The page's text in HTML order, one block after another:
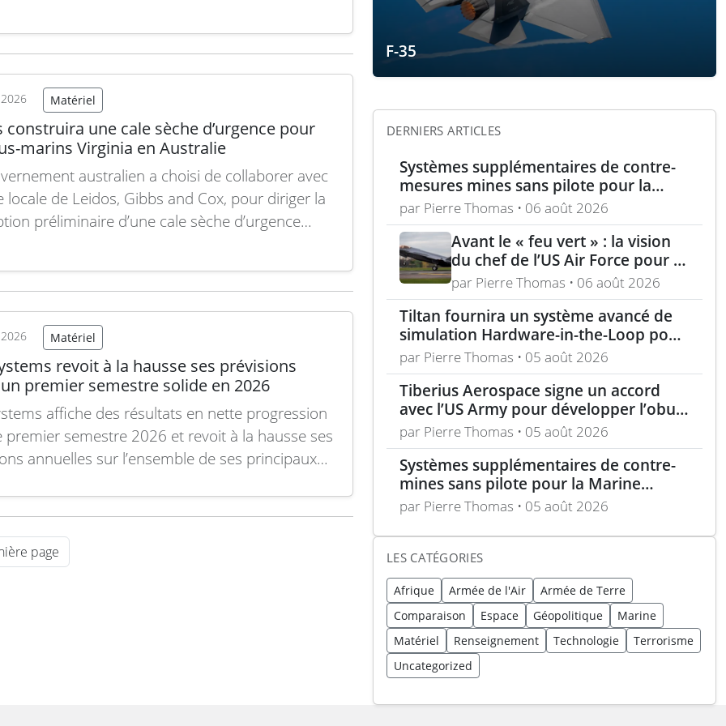
systèmes d’armement. Cette décision confirme
croissante entre l’industrie européenne
et l’armée britannique dans le domaine de
Lire la suite
Matériel
construira une cale sèche d’urgence pour
marins Virginia en Australie
australien a choisi de collaborer avec
locale de Leidos, Gibbs and Cox, pour diriger la
préliminaire d’une cale sèche d’urgence
dans le cadre du pacte de sécurité trilatéral
avec le Royaume-Uni et les États-Unis. Cette…
Matériel
revoit à la hausse ses prévisions
premier semestre solide en 2026
affiche des résultats en nette progression
premier semestre 2026 et revoit à la hausse ses
annuelles sur l’ensemble de ses principaux
constantes, atteignant 15,772 milliards de
Lire la suite
page
F-35
DERNIERS ARTICLES
Systèmes supplémentaires de contre-
mesures mines sans pilote pour la
Marine française
par Pierre Thomas • 06 août 2026
Avant le « feu vert » : la vision
du chef de l’US Air Force pour la
puissance aérienne alliée passe
par la langue, la culture et
l’expertise régionale
par Pierre Thomas • 06 août 2026
Tiltan fournira un système avancé de
simulation Hardware-in-the-Loop pour
un programme électro-optique IR
unique
par Pierre Thomas • 05 août 2026
Tiberius Aerospace signe un accord
avec l’US Army pour développer l’obus
d’artillerie guidée Sceptre
par Pierre Thomas • 05 août 2026
Systèmes supplémentaires de contre-
mines sans pilote pour la Marine
nationale française
par Pierre Thomas • 05 août 2026
LES CATÉGORIES
Afrique Armée de l'Air
Armée de Terre
Comparaison
Espace Géopolitique
Marine
Matériel
Renseignement Technologie
Terrorisme
Uncategorized